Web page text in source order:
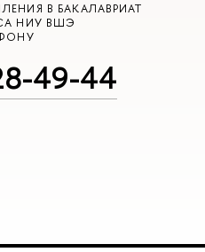
В БАКАЛАВРИАТ
НИУ ВШЭ
49-44